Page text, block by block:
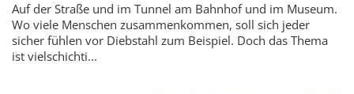
Auf der Straße und im Tunnel am Bahnhof und im Museum.
Wo viele Menschen zusammenkommen, soll sich jeder
sicher fühlen vor Diebstahl zum Beispiel. Doch das Thema
ist vielschichti...